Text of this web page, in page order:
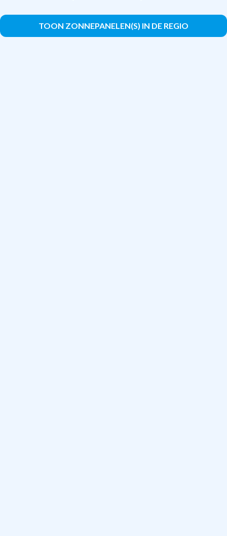
TOON ZONNEPANELEN(S) IN DE REGIO